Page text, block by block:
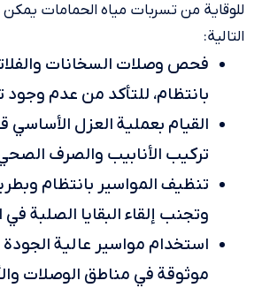
للوقاية من تسربات مياه الحمامات يمكن
التالية:
فحص وصلات السخانات
بانتظام، للتأكد من عدم وجود
القيام بعملية العزل الأساسي
تركيب الأنابيب والصرف
تنظيف المواسير بانتظام
وتجنب إلقاء البقايا الصلبة في
استخدام مواسير عالية
موثوقة في مناطق الوصلات